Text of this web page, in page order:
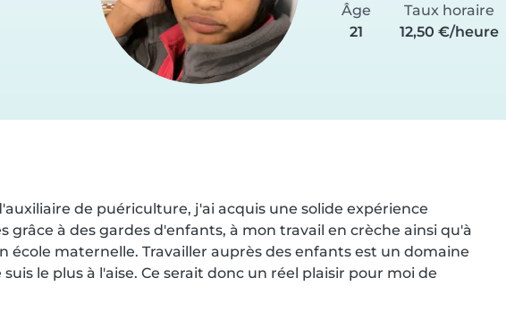
Âge
21
Taux horaire
12,50 €/heure
de puériculture, j'ai acquis une solide expérience
à des gardes d'enfants, à mon travail en crèche ainsi qu'à
école maternelle. Travailler auprès des enfants est un domaine
le plus à l'aise. Ce serait donc un réel plaisir pour moi de